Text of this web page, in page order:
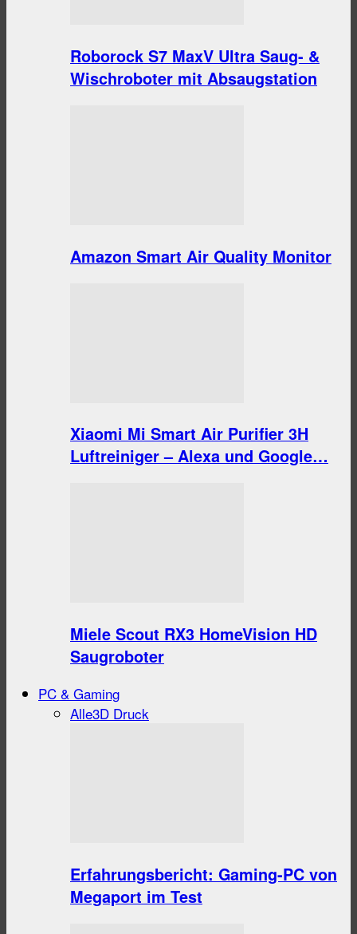
Roborock S7 MaxV Ultra Saug- &
Wischroboter mit Absaugstation
Amazon Smart Air Quality Monitor
Xiaomi Mi Smart Air Purifier 3H
Luftreiniger – Alexa und Google…
Miele Scout RX3 HomeVision HD
Saugroboter
PC & Gaming
Alle3D Druck
Erfahrungsbericht: Gaming-PC von
Megaport im Test